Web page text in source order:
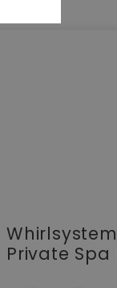
Private Spa